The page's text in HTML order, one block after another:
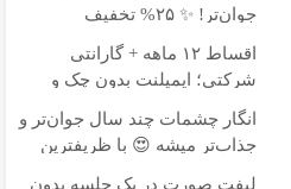
جوان‌تر! ✨ ۲۵% تخفیف
اقساط ۱۲ ماهه + گارانتی
شرکتی؛ ایمپلنت بدون چک و
ضامن ✨
انگار چشمات چند سال جوان‌تر و
جذاب‌تر میشه 😍 با ظریفترین
لیفت صورت در یک جلسه بدون